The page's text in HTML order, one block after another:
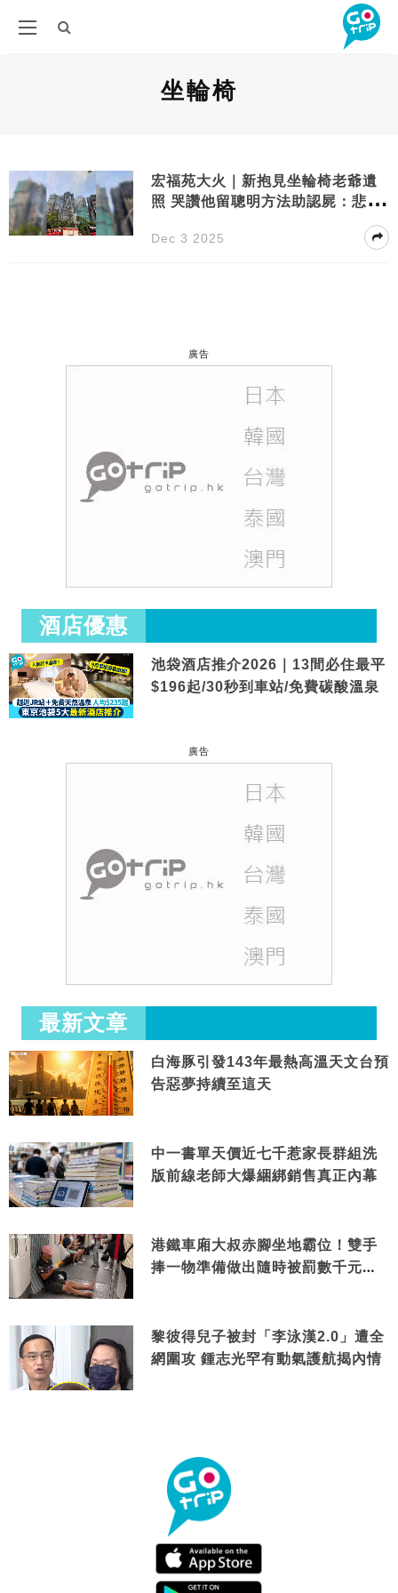
坐輪椅
宏福苑大火｜新抱見坐輪椅老爺遺
照 哭讚他留聰明方法助認屍：悲傷
Dec 3 2025
廣告
酒店優惠
池袋酒店推介2026｜13間必住最平
$196起/30秒到車站/免費碳酸溫泉
廣告
最新文章
白海豚引發143年最熱高溫天文台預
告惡夢持續至這天
中一書單天價近七千惹家長群組洗
版前線老師大爆綑綁銷售真正內幕
港鐵車廂大叔赤腳坐地霸位！雙手
捧一物準備做出隨時被罰數千元舉
黎彼得兒子被封「李泳漢2.0」遭全
網圍攻 鍾志光罕有動氣護航揭內情